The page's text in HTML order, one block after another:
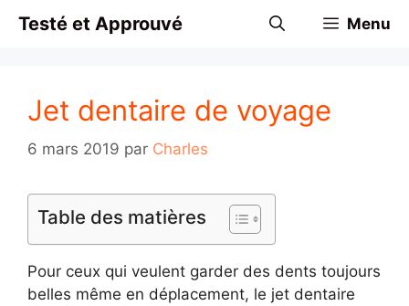
Testé et Approuvé Menu
Jet dentaire de voyage
6 mars 2019 par Charles
Table des matières
Pour ceux qui veulent garder des dents toujours
belles même en déplacement, le jet dentaire